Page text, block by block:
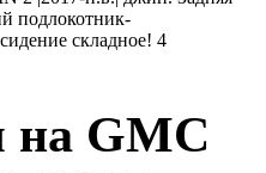
подлокотник-
складное! 4
на GMC